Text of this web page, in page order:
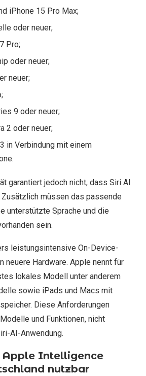
iPhone 15 Pro Max;
oder neuer;
Pro;
oder neuer;
neuer;
9 oder neuer;
2 oder neuer;
in Verbindung mit einem
garantiert jedoch nicht, dass Siri AI
müssen das passende
unterstützte Sprache und die
sein.
leistungsintensive On-Device-
neuere Hardware. Apple nennt für
lokales Modell unter anderem
sowie iPads und Macs mit
Diese Anforderungen
und Funktionen, nicht
AI-Anwendung.
Apple Intelligence
nutzbar